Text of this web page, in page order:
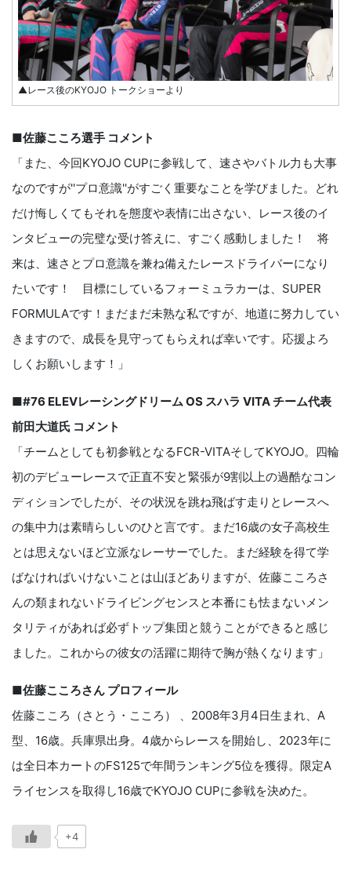
▲レース後のKYOJO トークショーより
■佐藤こころ選手 コメント
「また、今回KYOJO CUPに参戦して、速さやバトル力も大事
なのですが''プロ意識''がすごく重要なことを学びました。どれ
だけ悔しくてもそれを態度や表情に出さない、レース後のイ
ンタビューの完璧な受け答えに、すごく感動しました！ 将
来は、速さとプロ意識を兼ね備えたレースドライバーになり
たいです！ 目標にしているフォーミュラカーは、SUPER
FORMULAです！まだまだ未熟な私ですが、地道に努力してい
きますので、成長を見守ってもらえれば幸いです。応援よろ
しくお願いします！」
■#76 ELEVレーシングドリーム OS スハラ VITA チーム代表
前田大道氏 コメント
「チームとしても初参戦となるFCR-VITAそしてKYOJO。四輪
初のデビューレースで正直不安と緊張が9割以上の過酷なコン
ディションでしたが、その状況を跳ね飛ばす走りとレースへ
の集中力は素晴らしいのひと言です。まだ16歳の女子高校生
とは思えないほど立派なレーサーでした。まだ経験を得て学
ばなければいけないことは山ほどありますが、佐藤こころさ
んの類まれないドライビングセンスと本番にも怯まないメン
タリティがあれば必ずトップ集団と競うことができると感じ
ました。これからの彼女の活躍に期待で胸が熱くなります」
■佐藤こころさん プロフィール
佐藤こころ（さとう・こころ） 、2008年3月4日生まれ、A
型、16歳。兵庫県出身。4歳からレースを開始し、2023年に
は全日本カートのFS125で年間ランキング5位を獲得。限定A
ライセンスを取得し16歳でKYOJO CUPに参戦を決めた。
+4